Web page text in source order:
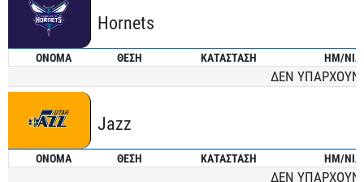
Hornets
ONOMA ΘΕΣΗ ΚΑΤΑΣΤΑΣΗ ΗΜ/ΝΙΑ
ΔΕΝ ΥΠΑΡΧΟΥΝ
Jazz
ONOMA ΘΕΣΗ ΚΑΤΑΣΤΑΣΗ ΗΜ/ΝΙΑ
ΔΕΝ ΥΠΑΡΧΟΥΝ